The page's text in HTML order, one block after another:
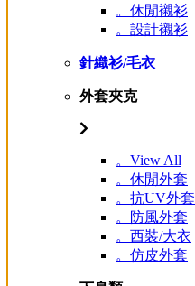
。休閒襯衫
。設計襯衫
針織衫/毛衣
外套夾克
。View All
。休閒外套
。抗UV外套
。防風外套
。西裝/大衣
。仿皮外套